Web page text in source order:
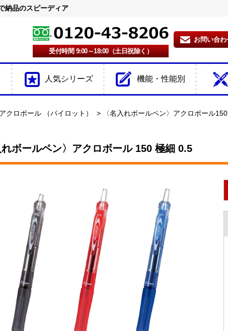
納品のスピーディア
受付時間 9:00～18:00（土日祝除く）
お問い合わ
人気シリーズ 機能・性能別
アクロボール （パイロット） 〈名入れボールペン〉アクロボール
れボールペン〉アクロボール 150 極細 0.5